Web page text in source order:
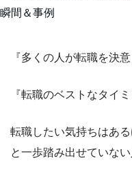
『多くの人が転職を決意
『転職のベストなタイミ
転職したい気持ちはあ
と一歩踏み出せていな